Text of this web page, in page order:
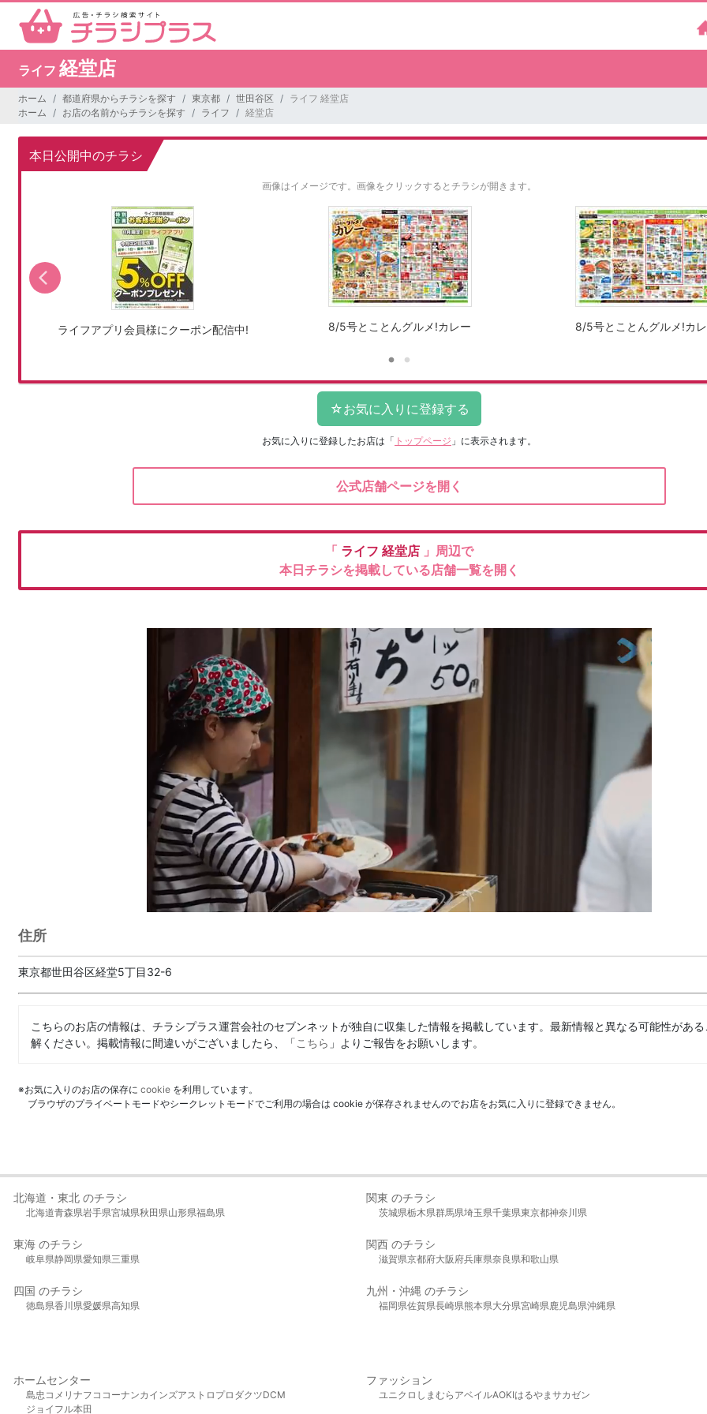
ライフ 経堂店
ホーム 都道府県からチラシを探す 東京都 世田谷区
ライフ 経堂店
ホーム
お店の名前からチラシを探す ライフ 経堂店
本日公開中のチラシ
画像はイメージです。 画像をクリックするとチラシが開きます。
ライフアプリ会員様にクーポン配信中! 8/5号とことんグルメ!カレー 8/5号とことんグルメ!カ
お気に入りに登録したお店は 「 トップページ 」に表示されます。
公式店舗ページを開く
「 ライフ 経堂店 」周辺で
本日チラシを掲載している店舗一覧を開く
住所
東京都世田谷区経堂5丁目32-6
こちらのお店の情報は、チラシプラス運営会社のセブンネットが独自に収集した情報を掲載しています。最新情報と異なる可能性があ
解ください。掲載情報に間違いがございましたら、「こちら 」よりご報告をお願いします。
※お気に入りのお店の保存に cookie を利用しています。
ブラウザのプライベートモードやシークレットモードでご利用の場合は cookie が保存されませんのでお店をお気に入りに登録できません。
北海道・東北 のチラシ
北海道青森県岩手県宮城県秋田県山形県福島県
関東 のチラシ
茨城県栃木県群馬県埼玉県千葉県東京都神奈川県
東海 のチラシ
岐阜県静岡県愛知県三重県
関西 のチラシ
滋賀県京都府大阪府兵庫県奈良県和歌山県
四国 のチラシ
徳島県香川県愛媛県高知県
九州・沖縄 のチラシ
福岡県佐賀県長崎県熊本県大分県宮崎県鹿児島県沖縄県
ホームセンター
島忠 コメリ ナフコ コーナンカインズアストロプロダクツDCM
ジョイフル本田
ファッション
ユニクロ しまむら アベイルAOKIはるやま サカゼン